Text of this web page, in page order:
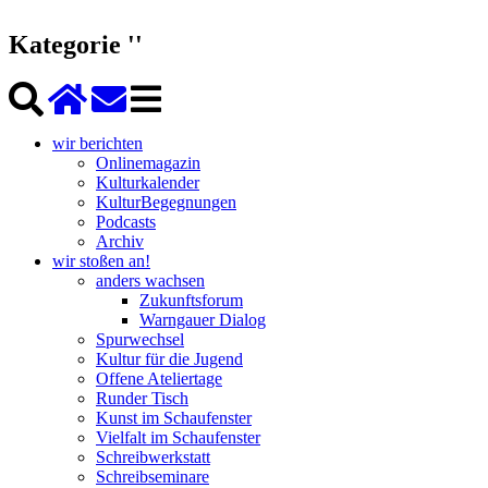
Kategorie ''
wir berichten
Onlinemagazin
Kulturkalender
KulturBegegnungen
Podcasts
Archiv
wir stoßen an!
anders wachsen
Zukunftsforum
Warngauer Dialog
Spurwechsel
Kultur für die Jugend
Offene Ateliertage
Runder Tisch
Kunst im Schaufenster
Vielfalt im Schaufenster
Schreibwerkstatt
Schreibseminare